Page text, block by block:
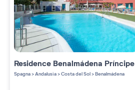
Residence Benalmádena Príncipe
Spagna>Andalusia>Costa del Sol>Benalmádena